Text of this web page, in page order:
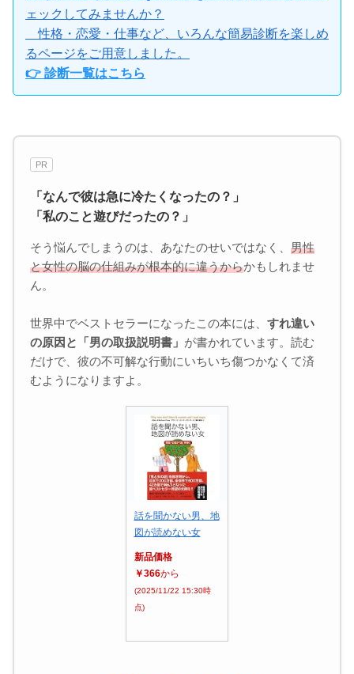
ェックしてみませんか？
性格・恋愛・仕事など、いろんな簡易診断を楽しめ
るページをご用意しました。
👉 診断一覧はこちら
PR
「なんで彼は急に冷たくなったの？」
「私のこと遊びだったの？」
そう悩んでしまうのは、あなたのせいではなく、 男性
と女性の脳の仕組みが根本的に違うからかもしれませ
ん。
世界中でベストセラーになったこの本には、 すれ違い
の原因と「男の取扱説明書」 が書かれています。読む
だけで、彼の不可解な行動にいちいち傷つかなくて済
むようになりますよ。
話を聞かない男、地
図が読めない女
新品価格
￥366から
(2025/11/22 15:30時
点)